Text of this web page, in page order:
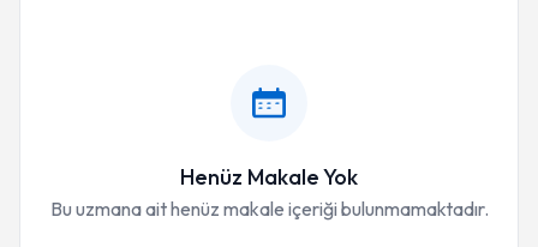
Henüz Makale Yok
Bu uzmana ait henüz makale içeriği bulunmamaktadır.